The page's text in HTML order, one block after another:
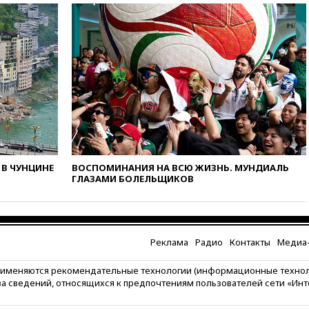
вчера, 23:35Лукашенко
объяснил экономическую
выгоду безвизового режима с
ЕС
вчера, 22:59На башню
ресторана «Армения» в
Москве вернут утраченную
скульптуру балерины
вчера, 22:45Литовец
протаранил погранпункт при
попытке попасть в Россию
вчера, 22:28
огня США и Ирана
вчера, 22:15Три человека
при нападении в Чехии
выделить средства на новые
ЧУНЦИНЕ
ВОСПОМИНАНИЯ НА ВСЮ ЖИЗНЬ. МУНДИАЛЬ
ГЛАЗАМИ БОЛЕЛЬЩИКОВ
Реклама Радио Контакты
рекомендательные технологии (информационные
сведений, относящихся к предпочтениям пользователей сети